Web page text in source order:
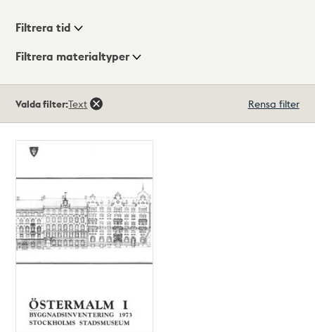
Visningsläge
Filtrera tid
Filtrera materialtyper
träffar
Valda filter:Text Rensa filter